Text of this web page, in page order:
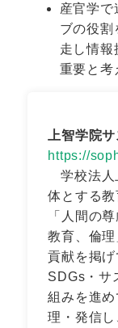
産官学で
ブの役割
走し情報
重要と考
上智学院
https://
学校法
体とする教
「人間の
教育、倫
貢献を掲
SDGs・サ
組みを進
理・発信